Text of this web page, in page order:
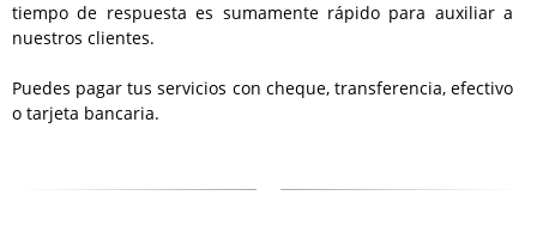
tiempo de respuesta es sumamente rápido para auxiliar a
nuestros clientes.
Puedes pagar tus servicios con cheque, transferencia, efectivo
o tarjeta bancaria.